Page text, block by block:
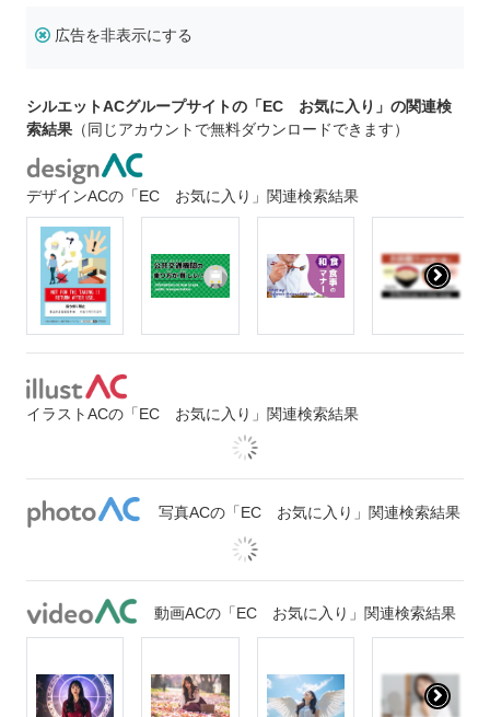
広告を非表示にする
シルエットACグループサイトの「EC お気に入り」の関連検
索結果 （同じアカウントで無料ダウンロードできます）
デザインACの「EC お気に入り」関連検索結果
イラストACの「EC お気に入り」関連検索結果
写真ACの「EC お気に入り」関連検索結果
動画ACの「EC お気に入り」関連検索結果